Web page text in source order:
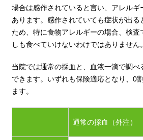
場合は感作されていると言い、アレルギ
あります。感作されていても症状が出る
ため、特に食物アレルギーの場合、検査
しも食べていけないわけではありません。
当院では通常の採血と、血液一滴で調べ
できます。いずれも保険適応となり、0
ます。
通常の採血（外注）